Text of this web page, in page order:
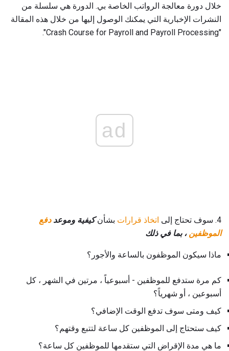
خلال دورة معالجة الرواتب الخاصة بي. الدورة هي سلسلة من
النشرات الإخبارية التي يمكنك الوصول إليها من خلال هذه المقالة
"Crash Course for Payroll and Payroll Processing".
ad
4. سوف تحتاج إلى اتخاذ قرارات بشأنكيفية وموعد دفع
الموظفين ، بما في ذلك
ماذا سيكون الموظفون بالساعة والأجور؟
كم مرة ستدفع للموظفين - أسبوعياً ، مرتين في الشهر ، كل
أسبوعين ، أو شهرياً؟
كيف ومتى سوف تدفع الوقت الإضافي؟
كيف ستحتاج إلى الموظفين كل ساعة لتتبع وقتهم؟
ما هي مدة الإقراض التي ستقدمها للموظفين كل ساعة؟